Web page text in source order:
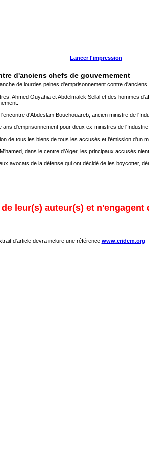
Lancer l'impression
d'anciens chefs de gouvernement
de lourdes peines d'emprisonnement contre
Ahmed Ouyahia et Abdelmalek Sellal et des hommes
d'Abdeslam Bouchouareb, ancien ministre de
d'emprisonnement pour deux ex-ministres de
de tous les biens de tous les accusés et l'émission d'un
dans le centre d'Alger, les principaux accusés
avocats de la défense qui ont décidé de les boycotter,
leur(s) auteur(s) et
d'article devra inclure une référence www.cridem.org